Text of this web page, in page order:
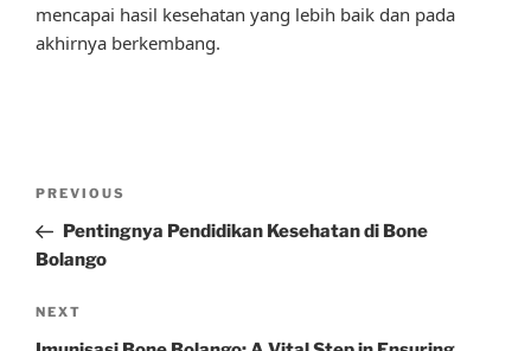
mencapai hasil kesehatan yang lebih baik dan pada
akhirnya berkembang.
Previous
Post
PREVIOUS
Pentingnya Pendidikan Kesehatan di Bone
Bolango
Next
Post
NEXT